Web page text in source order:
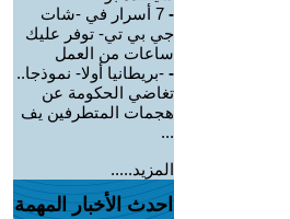
-
7 أسرار في -شات
جي بي تي- توفر عليك
ساعات من العمل
- -بريطانيا أولا- نموذجا..
تغاضي الحكومة عن
هجمات المتطرفين يف
...
المزيد.....
احدث الأخبار المهمة